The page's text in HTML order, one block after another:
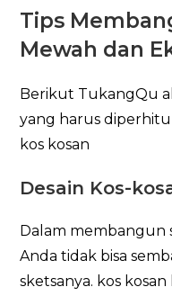
Tips
Mewah dan
Berikut TukangQu
yang harus
kos kosan
Desain Kos-
Dalam membangun
Anda tidak bisa
sketsanya. kos